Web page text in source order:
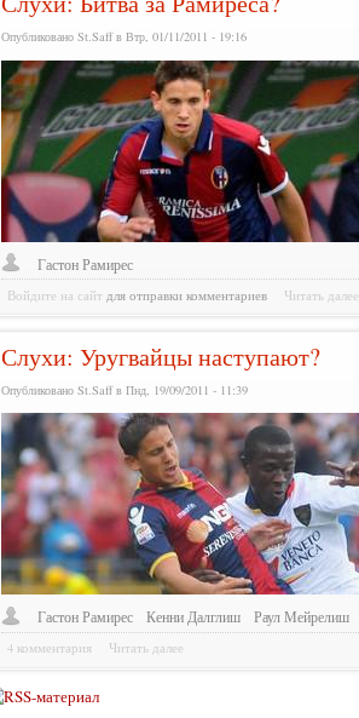
Опубликовано St.Saff в Втр, 01/11/2011 - 19:16
Гастон Рамирес
Войдите на сайт для отправки комментариев Читать далее
Слухи: Уругвайцы наступают?
Опубликовано St.Saff в Пнд, 19/09/2011 - 11:39
Гастон Рамирес
Кенни Далглиш Раул Мейрелиш
4 комментария Читать далее